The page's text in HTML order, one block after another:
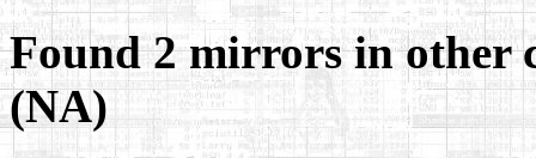
Found 2 mirrors in other
(NA)